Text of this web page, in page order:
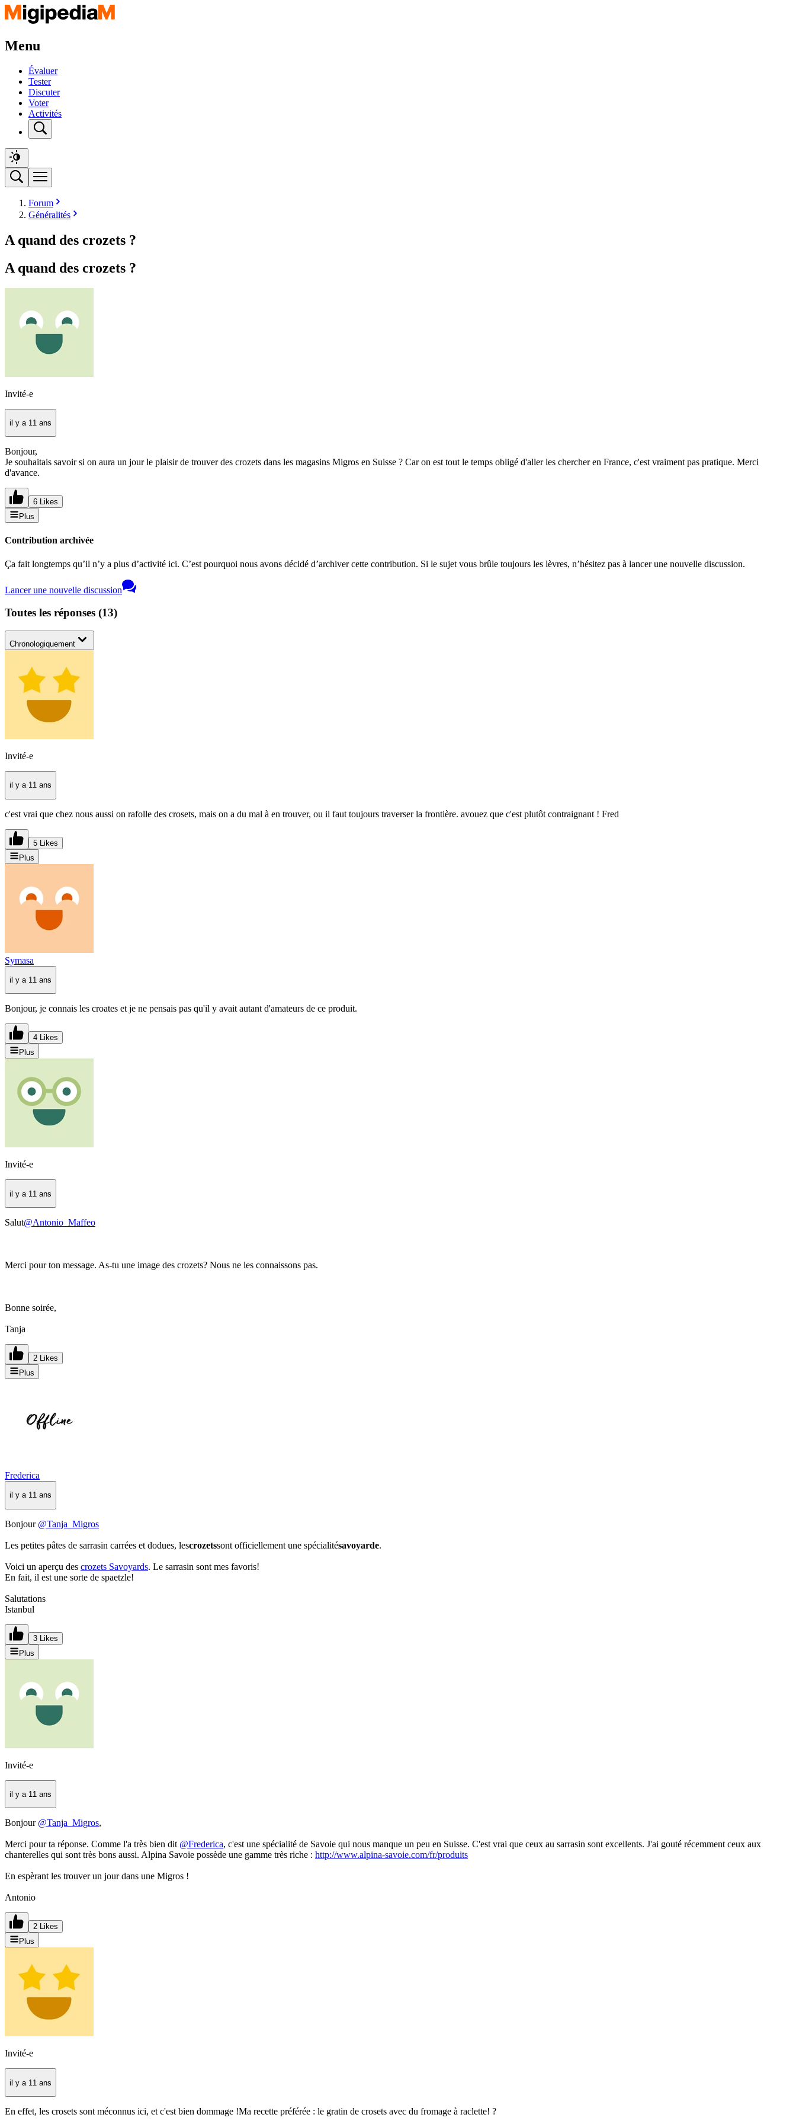
Menu
Évaluer
Tester
Discuter
Voter
Activités
Forum
Généralités
A quand des crozets ?
A quand des crozets ?
Invité-e
il y a 11 ans
Bonjour,
Je souhaitais savoir si on aura un jour le plaisir de trouver des crozets dans les magasins Migros en Suisse ? Car on est tout le temps obligé d'aller les chercher en France, c'est vraiment pas pratique. Merci
d'avance.
6 Likes
Plus
Contribution archivée
Ça fait longtemps qu’il n’y a plus d’activité ici. C’est pourquoi nous avons décidé d’archiver cette contribution. Si le sujet vous brûle toujours les lèvres, n’hésitez pas à lancer une nouvelle discussion.
Lancer une nouvelle discussion
Toutes les réponses (13)
Chronologiquement
Invité-e
il y a 11 ans
c'est vrai que chez nous aussi on rafolle des crosets, mais on a du mal à en trouver, ou il faut toujours traverser la frontière. avouez que c'est plutôt contraignant ! Fred
5 Likes
Plus
Symasa
il y a 11 ans
Bonjour, je connais les croates et je ne pensais pas qu'il y avait autant d'amateurs de ce produit.
4 Likes
Plus
Invité-e
il y a 11 ans
Salut@Antonio_Maffeo
Merci pour ton message. As-tu une image des crozets? Nous ne les connaissons pas.
Bonne soirée,
Tanja
2 Likes
Plus
Frederica
il y a 11 ans
Bonjour @Tanja_Migros
Les petites pâtes de sarrasin carrées et dodues, lescrozetssont officiellement une spécialitésavoyarde.
Voici un aperçu des crozets Savoyards. Le sarrasin sont mes favoris!
En fait, il est une sorte de spaetzle!
Salutations
Istanbul
3 Likes
Plus
Invité-e
il y a 11 ans
Bonjour @Tanja_Migros,
Merci pour ta réponse. Comme l'a très bien dit @Frederica, c'est une spécialité de Savoie qui nous manque un peu en Suisse. C'est vrai que ceux au sarrasin sont excellents. J'ai gouté récemment ceux aux
chanterelles qui sont très bons aussi. Alpina Savoie possède une gamme très riche : http://www.alpina-savoie.com/fr/produits
En espèrant les trouver un jour dans une Migros !
Antonio
2 Likes
Plus
Invité-e
il y a 11 ans
En effet, les crosets sont méconnus ici, et c'est bien dommage !Ma recette préférée : le gratin de crosets avec du fromage à raclette! ?